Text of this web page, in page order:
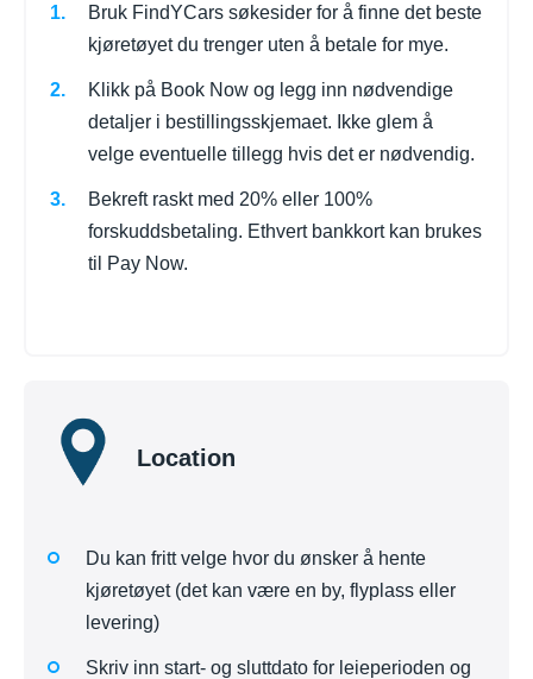
Bruk FindYCars søkesider for å finne det beste
kjøretøyet du trenger uten å betale for mye.
Klikk på Book Now og legg inn nødvendige
detaljer i bestillingsskjemaet. Ikke glem å
velge eventuelle tillegg hvis det er nødvendig.
Bekreft raskt med 20% eller 100%
forskuddsbetaling. Ethvert bankkort kan brukes
til Pay Now.
Location
Du kan fritt velge hvor du ønsker å hente
kjøretøyet (det kan være en by, flyplass eller
levering)
Skriv inn start- og sluttdato for leieperioden og